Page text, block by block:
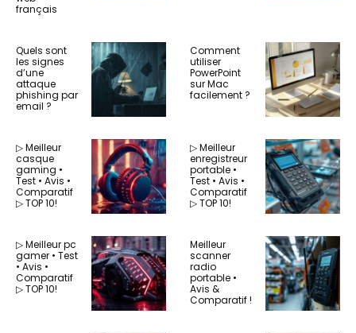
français
Quels sont
les signes
d’une
attaque
phishing par
email ?
Comment
utiliser
PowerPoint
sur Mac
facilement ?
▷ Meilleur
casque
gaming •
Test • Avis •
Comparatif
▷ TOP 10!
▷ Meilleur
enregistreur
portable •
Test • Avis •
Comparatif
▷ TOP 10!
▷ Meilleur pc
gamer • Test
• Avis •
Comparatif
▷ TOP 10!
Meilleur
scanner
radio
portable •
Avis &
Comparatif !